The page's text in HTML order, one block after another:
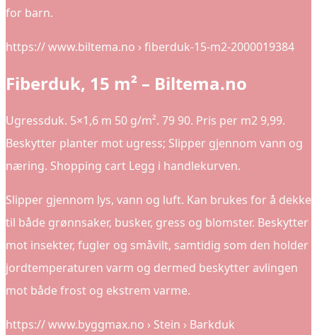
for barn.
https:// www.biltema.no › fiberduk-15-m2-2000019384
Fiberduk, 15 m² – Biltema.no
Ugressduk. 5×1,6 m 50 g/m². 79 90. Pris per m2 9,99.
Beskytter planter mot ugress; Slipper gjennom vann og
næring. Shopping cart Legg i handlekurven.
Slipper gjennom lys, vann og luft. Kan brukes for å dekke
til både grønnsaker, busker, gress og blomster. Beskytter
mot insekter, fugler og småvilt, samtidig som den holder
jordtemperaturen varm og dermed beskytter avlingen
mot både frost og ekstrem varme.
https:// www.byggmax.no › Stein › Barkduk